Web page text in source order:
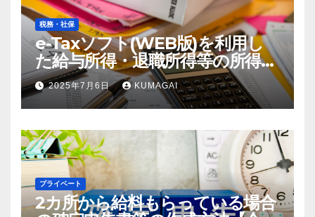
税務・社保
e-Taxソフト(WEB版)を利用し
た給与所得・退職所得等の所得税
徴収高計算書の作成方法【令和7
年；2025年分】(創業4年目)
2025年7月6日 KUMAGAI
プライベート
2カ所から給料もらっている場合